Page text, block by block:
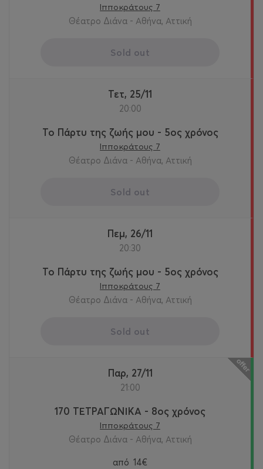
Ιπποκράτους 7
Θέατρο Διάνα - Αθήνα, Αττική
Sold out
Τετ, 25/11
20:00
Το Πάρτυ της ζωής μου - 5ος χρόνος
Ιπποκράτους 7
Θέατρο Διάνα - Αθήνα, Αττική
Sold out
Πεμ, 26/11
20:30
Το Πάρτυ της ζωής μου - 5ος χρόνος
Ιπποκράτους 7
Θέατρο Διάνα - Αθήνα, Αττική
Sold out
Παρ, 27/11
21:00
170 ΤΕΤΡΑΓΩΝΙΚΑ - 8ος χρόνος
Ιπποκράτους 7
Θέατρο Διάνα - Αθήνα, Αττική
από 14€